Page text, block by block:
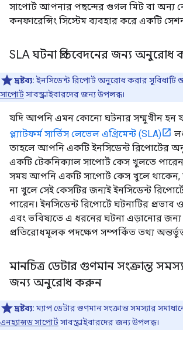
সাপোর্ট আপনার পছন্দের গুগল মিট বা অন্য
কনফারেন্সিং সিস্টেম ব্যবহার করে একটি
SLA ঘটনা প্রতিবেদনের জন্য
দ্রষ্টব্য:ইনসিডেন্ট রিপোর্ট অনুরোধ করার সুবিধাটি
সাপোর্টসাবস্ক্রাইবারদের জন্য উপলব্ধ।
যদি আপনি এমন কোনো ঘটনার সম্মুখীন হন
প্ল্যাটফর্ম সার্ভিস লেভেল এগ্রিমেন্ট (SLA)
তাহলে আপনি একটি ইনসিডেন্ট রিপোর্টের
একটি টেকনিক্যাল সাপোর্ট কেস খুলতে
সময় আপনি একটি সাপোর্ট কেস খুলে
না খুলে সেই কেসটির জন্যই ইনসিডেন্ট
পারেন। ইনসিডেন্ট রিপোর্টে ঘটনাটির প্রভাব
এবং ভবিষ্যতে এ ধরনের ঘটনা এড়ানোর
প্রতিরোধমূলক পদক্ষেপ সম্পর্কিত তথ্য
মানচিত্র ডেটার গুণমান সংক্রান্ত
জন্য অনুরোধ করুন
দ্রষ্টব্য: ম্যাপ ডেটার গুণমান সংক্রান্ত সমস্যার
এনহ্যান্সড সাপোর্টসাবস্ক্রাইবারদের জন্য উপলব্ধ।